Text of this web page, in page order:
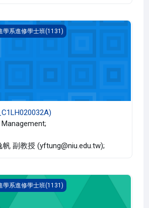
學系進修學士班(1131)
帆 副教授 (yftung@niu.edu.tw);
學系進修學士班(1131)